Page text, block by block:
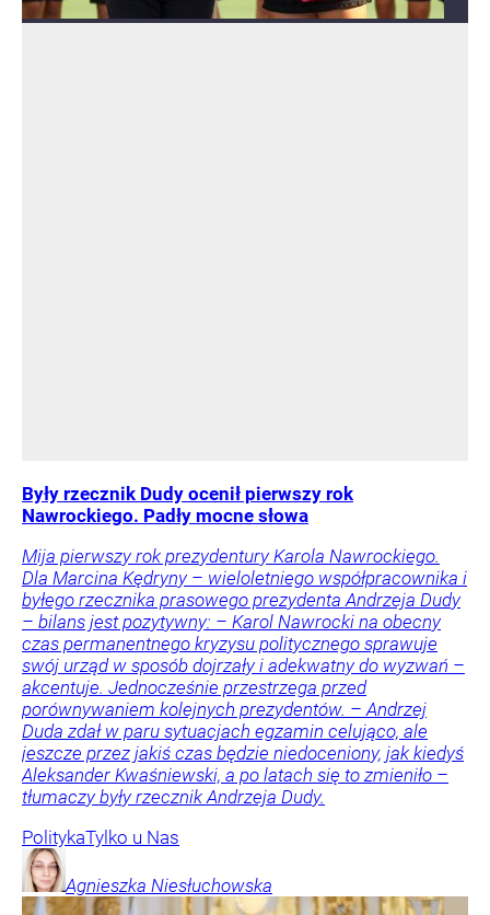
Były rzecznik Dudy ocenił pierwszy rok
Nawrockiego. Padły mocne słowa
Mija pierwszy rok prezydentury Karola Nawrockiego.
Dla Marcina Kędryny – wieloletniego współpracownika i
byłego rzecznika prasowego prezydenta Andrzeja Dudy
– bilans jest pozytywny: – Karol Nawrocki na obecny
czas permanentnego kryzysu politycznego sprawuje
swój urząd w sposób dojrzały i adekwatny do wyzwań –
akcentuje. Jednocześnie przestrzega przed
porównywaniem kolejnych prezydentów. – Andrzej
Duda zdał w paru sytuacjach egzamin celująco, ale
jeszcze przez jakiś czas będzie niedoceniony, jak kiedyś
Aleksander Kwaśniewski, a po latach się to zmieniło –
tłumaczy były rzecznik Andrzeja Dudy.
PolitykaTylko u Nas
Agnieszka Niesłuchowska